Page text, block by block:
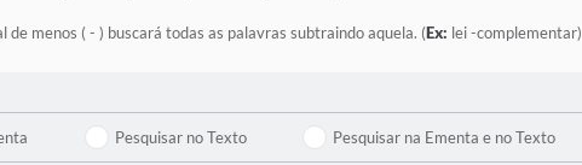
de menos ( - ) buscará todas as palavras subtraindo aquela. (Ex: lei -complementar)
Pesquisar no Texto Pesquisar na Ementa e no Texto